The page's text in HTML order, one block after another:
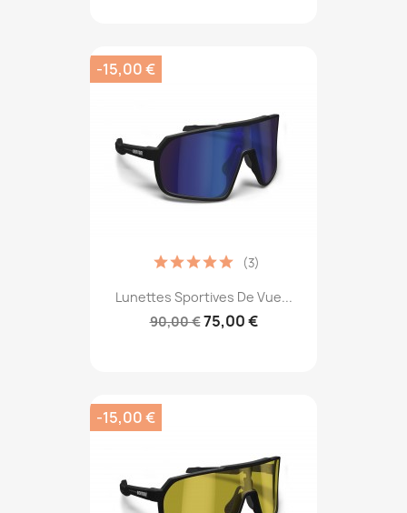
Lunettes Sportives De Vue...
90,00 €75,00 €
(3)
-15,00 €
-15,00 €